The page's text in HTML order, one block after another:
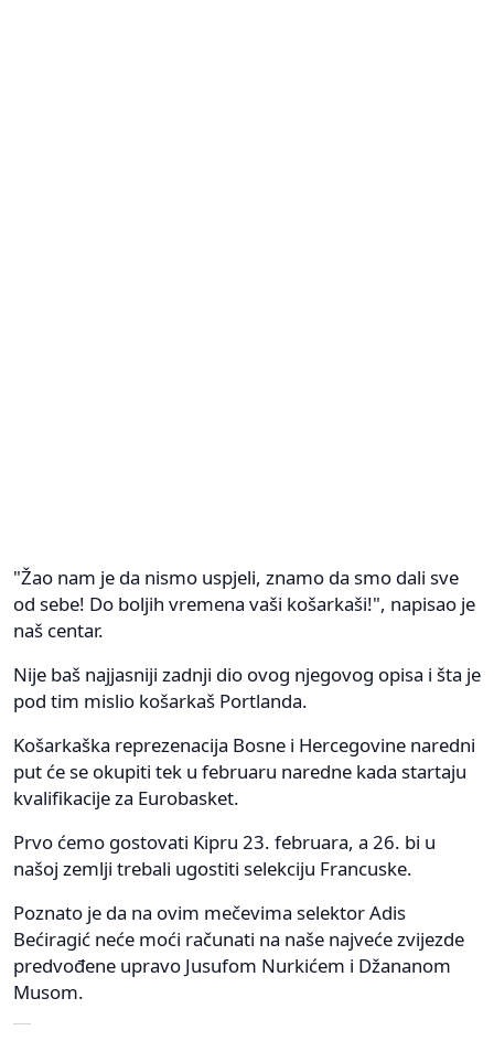
"Žao nam je da nismo uspjeli, znamo da smo dali sve
od sebe! Do boljih vremena vaši košarkaši!", napisao je
naš centar.
Nije baš najjasniji zadnji dio ovog njegovog opisa i šta je
pod tim mislio košarkaš Portlanda.
Košarkaška reprezenacija Bosne i Hercegovine naredni
put će se okupiti tek u februaru naredne kada startaju
kvalifikacije za Eurobasket.
Prvo ćemo gostovati Kipru 23. februara, a 26. bi u
našoj zemlji trebali ugostiti selekciju Francuske.
Poznato je da na ovim mečevima selektor Adis
Bećiragić neće moći računati na naše najveće zvijezde
predvođene upravo Jusufom Nurkićem i Džananom
Musom.